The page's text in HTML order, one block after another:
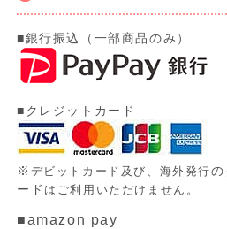
■銀行振込（一部商品のみ）
■クレジットカード
※ デビットカード及び、 海外発行の
ード はご利用いただけません。
■amazon pay